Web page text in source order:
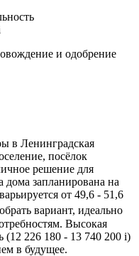
и одобрение
в Ленинградская
посёлок
решение для
дома запланирована на
от 49,6 - 51,6
вариант, идеально
Высокая
(12 226 180 - 13 740 200 i)
в будущее.